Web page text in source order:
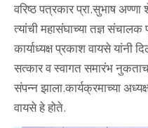
वरिष्ठ पत्रकार प्रा.सुभाष
त्यांची महासंघाच्या तज्ञ संचालक
कार्याध्यक्ष प्रकाश वायसे यांनी
सत्कार व स्वागत समारंभ
संपन्न झाला.कार्यक्रमाच्या
वायसे हे होते.